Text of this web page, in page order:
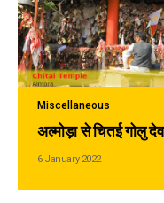
Miscellaneous
अल्मोड़ा से चितई गोलु
6 January 2022